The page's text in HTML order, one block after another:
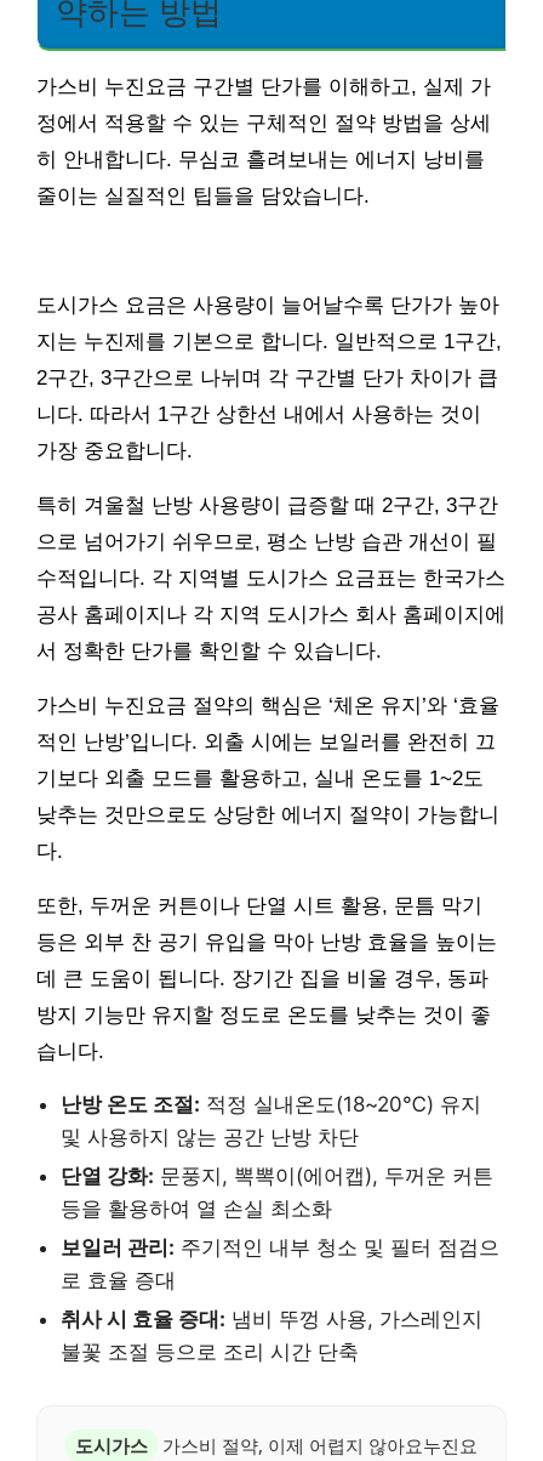
약하는 방법
가스비 누진요금 구간별 단가를 이해하고, 실제 가
정에서 적용할 수 있는 구체적인 절약 방법을 상세
히 안내합니다. 무심코 흘려보내는 에너지 낭비를
줄이는 실질적인 팁들을 담았습니다.
도시가스 요금은 사용량이 늘어날수록 단가가 높아
지는 누진제를 기본으로 합니다. 일반적으로 1구간,
2구간, 3구간으로 나뉘며 각 구간별 단가 차이가 큽
니다. 따라서 1구간 상한선 내에서 사용하는 것이
가장 중요합니다.
특히 겨울철 난방 사용량이 급증할 때 2구간, 3구간
으로 넘어가기 쉬우므로, 평소 난방 습관 개선이 필
수적입니다. 각 지역별 도시가스 요금표는 한국가스
공사 홈페이지나 각 지역 도시가스 회사 홈페이지에
서 정확한 단가를 확인할 수 있습니다.
가스비 누진요금 절약의 핵심은 ‘체온 유지’와 ‘효율
적인 난방’입니다. 외출 시에는 보일러를 완전히 끄
기보다 외출 모드를 활용하고, 실내 온도를 1~2도
낮추는 것만으로도 상당한 에너지 절약이 가능합니
다.
또한, 두꺼운 커튼이나 단열 시트 활용, 문틈 막기
등은 외부 찬 공기 유입을 막아 난방 효율을 높이는
데 큰 도움이 됩니다. 장기간 집을 비울 경우, 동파
방지 기능만 유지할 정도로 온도를 낮추는 것이 좋
습니다.
난방 온도 조절: 적정 실내온도(18~20℃) 유지
및 사용하지 않는 공간 난방 차단
단열 강화: 문풍지, 뽁뽁이(에어캡), 두꺼운 커튼
등을 활용하여 열 손실 최소화
보일러 관리: 주기적인 내부 청소 및 필터 점검으
로 효율 증대
취사 시 효율 증대: 냄비 뚜껑 사용, 가스레인지
불꽃 조절 등으로 조리 시간 단축
도시가스
가스비 절약, 이제 어렵지 않아요누진요